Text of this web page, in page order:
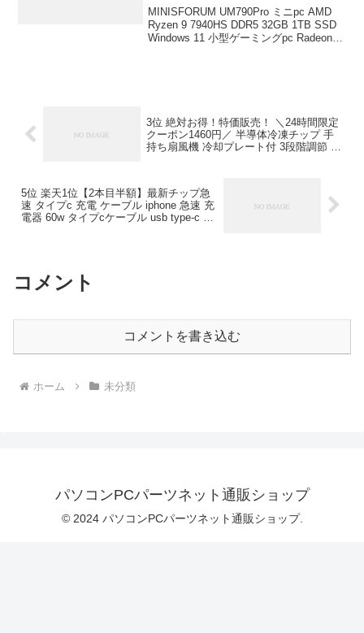
型ゲーミングpc Radeon 780M
RYZEN AI エンジン
HDMI×2/USB4x2（PD|8K@60Hz
MINISFORUM UM790Pro ミニpc AMD
Ryzen 9 7940HS DDR5 32GB 1TB SSD
Windows 11 小型ゲーミングpc Radeon
3位 絶対お得！特価販売！ ＼24時間限定
クーポン1460円／ 半導体冷凍チップ 手
持ち扇風機 冷却プレート付 3段階調節 ポ
＼24時間限定クーポン1460円／ 半導体冷
凍チップ 手持ち扇風機 冷却プレート付 3
段階調節 ポータブル扇風機 ハンディファ
5位 楽天1位【2本目半額】最新チップ急
速 タイプc 充電 ケーブル iphone 急速 充
電器 60w タイプcケーブル usb type-c ケ
【2本目半額】最新チップ急速 タイプc
充電 ケーブル iphone 急速 充電器 60w タ
速充電 コード 充電コード usbケーブル
アイフォンケーブル 1m 2m 純正 同等品
モバイルバッテリー 充電 価格：￥1,000-
コメント
コメントを書き込む
ホーム 未分類
パソコンPCパーツネット通販ショップ
© 2024 パソコンPCパーツネット通販ショップ.